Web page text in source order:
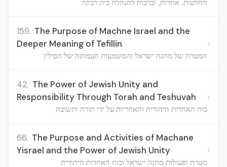
החלטות, אחדות, וברכות להנהלת בית רבקה
159. The Purpose of Machne Israel and the
Deeper Meaning of Tefillin
המטרה של מחנה ישראל והמשמעות העמוקה של תפילין
›
42. The Power of Jewish Unity and
Responsibility Through Torah and Teshuvah
כוח האחדות היהודית והאחריות על ידי תורה ותשובה
›
66. The Purpose and Activities of Machane
Yisrael and the Power of Jewish Unity
מטרת ופעולות מחנה ישראל וכוח האחדות היהודית
›